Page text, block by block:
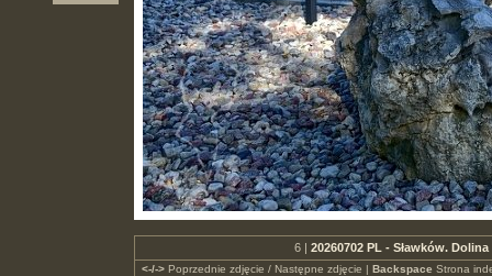
6 | 20260702 PL - Sławków.
<-/->Poprzednie zdjęcie / Następne zdjęcie | Backspace Strona